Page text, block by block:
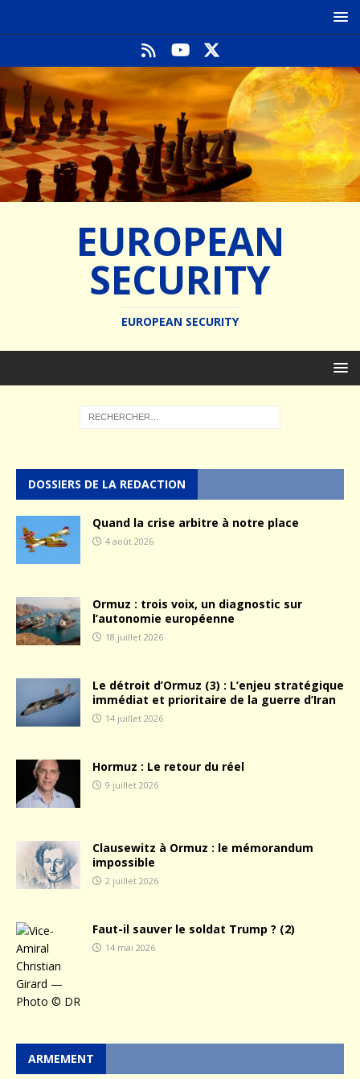
EUROPEAN
SECURITY
EUROPEAN SECURITY
DOSSIERS DE LA REDACTION
Quand la crise arbitre à notre place
4 août 2026
Ormuz : trois voix, un diagnostic sur
l’autonomie européenne
18 juillet 2026
Le détroit d’Ormuz (3) : L’enjeu stratégique
immédiat et prioritaire de la guerre d’Iran
14 juillet 2026
Hormuz : Le retour du réel
9 juillet 2026
Clausewitz à Ormuz : le mémorandum
impossible
2 juillet 2026
Faut-il sauver le soldat Trump ? (2)
14 mai 2026
ARMEMENT